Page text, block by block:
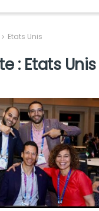
Etats Unis
: Etats Unis